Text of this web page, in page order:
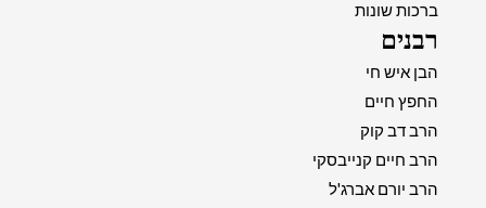
ברכות שונות
רבנים
הבן איש חי
החפץ חיים
הרב דב קוק
הרב חיים קנייבסקי
הרב יורם אברג'ל